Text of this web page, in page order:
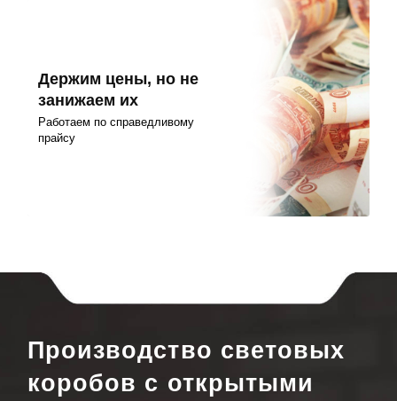
Держим цены, но не
занижаем их
Работаем по справедливому
прайсу
Производство световых
коробов с открытыми